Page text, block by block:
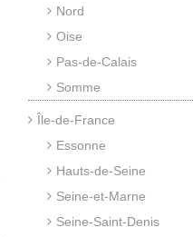
Nord
Oise
Pas-de-Calais
Somme
Île-de-France
Essonne
Hauts-de-Seine
Seine-et-Marne
Seine-Saint-Denis